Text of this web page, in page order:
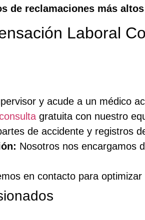
de reclamaciones más
Laboral
y acude a un médico
gratuita con nuestro
de accidente y registros
Nosotros nos encargamos
en contacto para